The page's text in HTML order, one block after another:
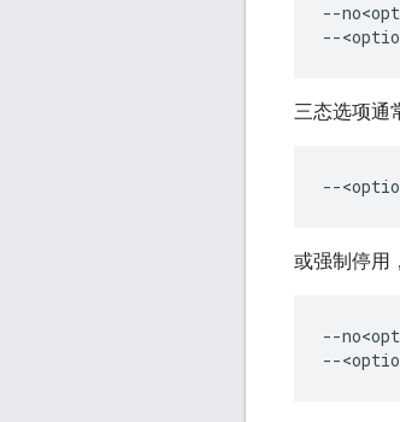
--
三态选项通
或强制停用
--